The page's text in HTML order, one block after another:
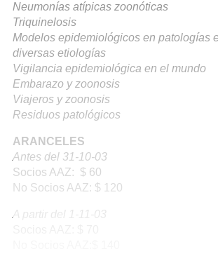
Neumonías atípicas zoonóticas
Triquinelosis
Modelos epidemiológicos en patologías
diversas etiologías
Vigilancia epidemiológica en el mundo
Embarazo y zoonosis
Viajeros y zoonosis
Residuos patológicos
ARANCELES
Antes del 31-10-03
Socios AAZ: $ 60
No Socios AAZ: $ 120
A partir del 1-11-03